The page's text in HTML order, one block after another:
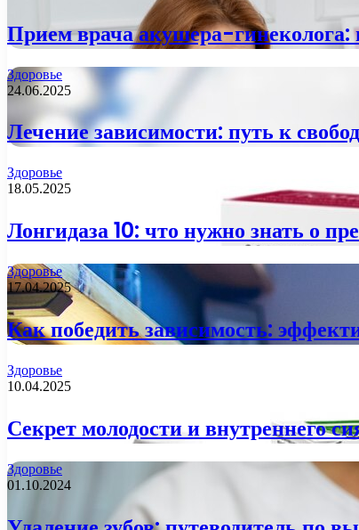
Прием врача акушера-
Здоровье
24.06.2025
Лечение зависимости: путь к
Здоровье
18.05.2025
Лонгидаза 10: что нужно знать о
Здоровье
17.04.2025
Как победить зависимость:
Здоровье
10.04.2025
Секрет молодости и внутреннего
Здоровье
01.10.2024